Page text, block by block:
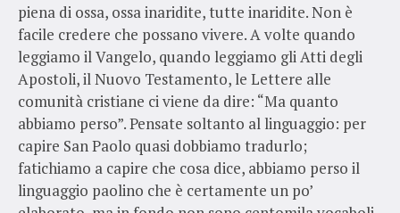
piena di ossa, ossa inaridite, tutte inaridite. Non è
facile credere che possano vivere. A volte quando
leggiamo il Vangelo, quando leggiamo gli Atti degli
Apostoli, il Nuovo Testamento, le Lettere alle
comunità cristiane ci viene da dire: “Ma quanto
abbiamo perso”. Pensate soltanto al linguaggio: per
capire San Paolo quasi dobbiamo tradurlo;
fatichiamo a capire che cosa dice, abbiamo perso il
linguaggio paolino che è certamente un po’